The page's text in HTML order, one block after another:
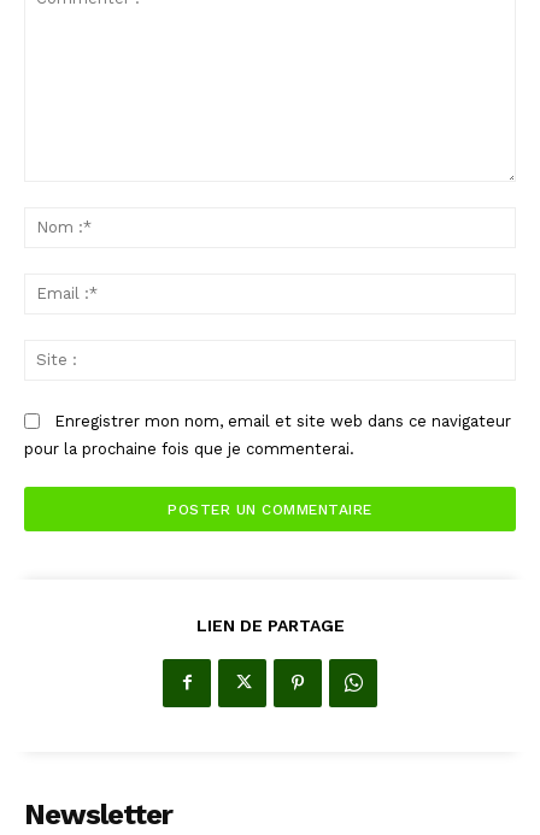
Enregistrer mon nom, email et site web dans ce navigateur
pour la prochaine fois que je commenterai.
LIEN DE PARTAGE
Newsletter